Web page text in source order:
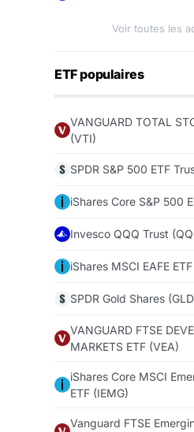
Voir toutes les
ETF populaires
VANGUARD TOTAL
(VTI)
SPDR S&P 500 ETF
iShares Core S&P 500
Invesco QQQ Trust
iShares MSCI EAFE
SPDR Gold Shares
VANGUARD FTSE
MARKETS ETF (VEA)
iShares Core MSCI
ETF (IEMG)
Vanguard FTSE